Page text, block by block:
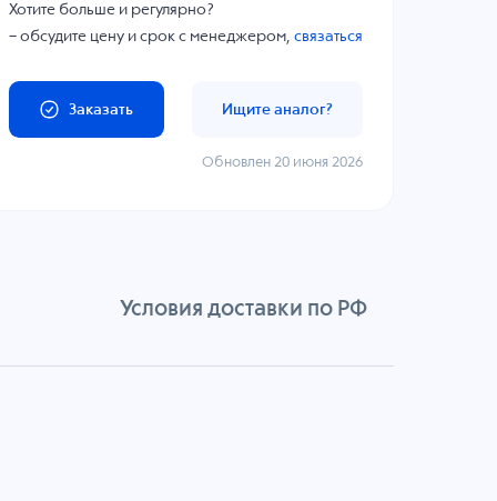
Хотите больше и регулярно?
– обсудите цену и срок с менеджером,связаться
Заказать Ищите аналог?
Обновлен 20 июня 2026
Условия доставки по РФ